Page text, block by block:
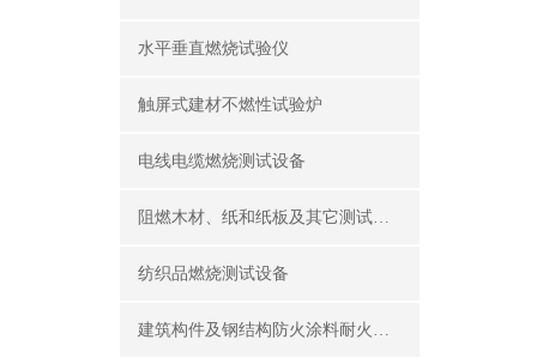
水平垂直燃烧试验仪
触屏式建材不燃性试验炉
电线电缆燃烧测试设备
阻燃木材、纸和纸板及其它测试设备
纺织品燃烧测试设备
建筑构件及钢结构防火涂料耐火性能试验设备